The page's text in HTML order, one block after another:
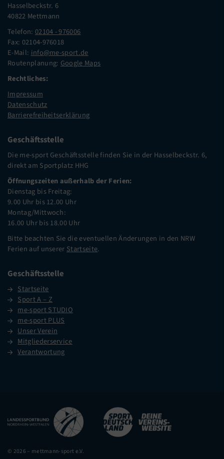
Hasselbeckstr. 6
40822 Mettmann
Telefon: 02104 - 976006
Fax: 02104-976018
E-Mail: info@me-sport.de
Routenplanung: Google Maps
Rechtliches:
Impressum
Datenschutz
Barrierefreiheitserklärung
Geschäftsstelle
Die me-sport Geschäftsstelle finden Sie in der Hasselbeckstr. 6,
direkt am Sportplatz HHG
Öffnungszeiten außerhalb der Ferien:
Dienstag bis Freitag:
9.00 Uhr bis 12.00 Uhr
Montag/Mittwoch:
16.00 Uhr bis 18.00 Uhr
Bitte beachten Sie die eventuellen Änderungen in den NRW
Ferien auf unserer Startseite.
Geschäftsstelle
Startseite
Sport A – Z
me-sport STUDIO
me-sport PLUS
Unser Verein
Mitgliederservice
Verantwortung
© 2026 – mettmann-sport e.V.